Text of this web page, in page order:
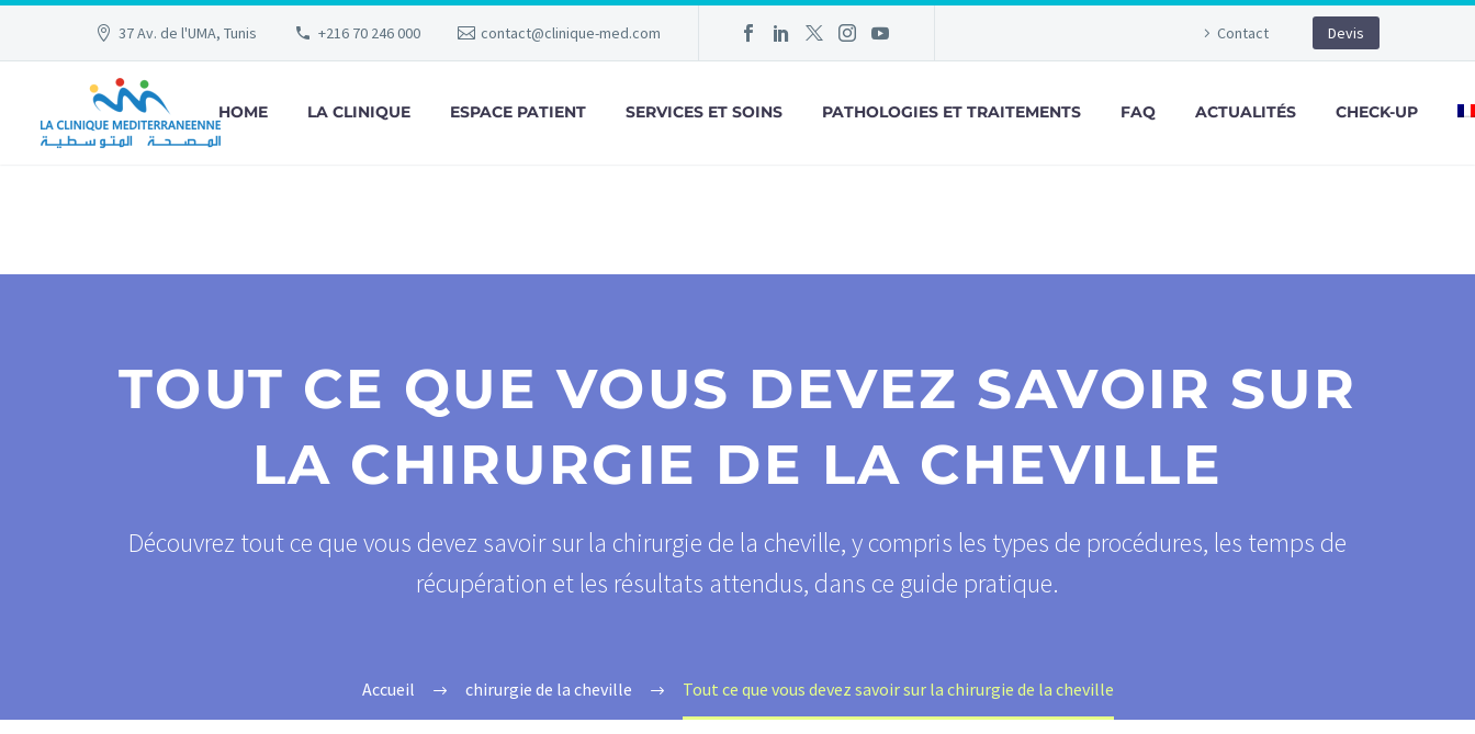
37 Av. de l'UMA, Tunis +216 70 246 000 contact@clinique-med.com Contact Devis
HOME LA CLINIQUE ESPACE PATIENT SERVICES ET SOINS PATHOLOGIES ET TRAITEMENTS FAQ ACTUALITÉS CHECK-UP
TOUT CE QUE VOUS DEVEZ SAVOIR SUR
LA CHIRURGIE DE LA CHEVILLE
Découvrez tout ce que vous devez savoir sur la chirurgie de la cheville, y compris les types de procédures, les temps de
récupération et les résultats attendus, dans ce guide pratique.
Accueil chirurgie de la cheville Tout ce que vous devez savoir sur la chirurgie de la cheville